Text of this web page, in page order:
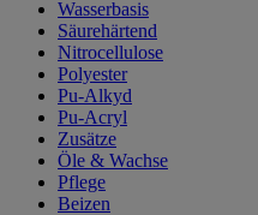
Wasserbasis
Säurehärtend
Nitrocellulose
Polyester
Pu-Alkyd
Pu-Acryl
Zusätze
Öle & Wachse
Pflege
Beizen